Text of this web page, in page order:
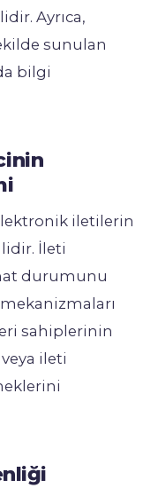
Ayrıca,
sunulan
bilgi
iletilerin
İleti
durumunu
sahiplerinin
ileti